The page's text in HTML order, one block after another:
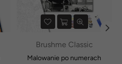
Brushme Classic
Malowanie po numerach